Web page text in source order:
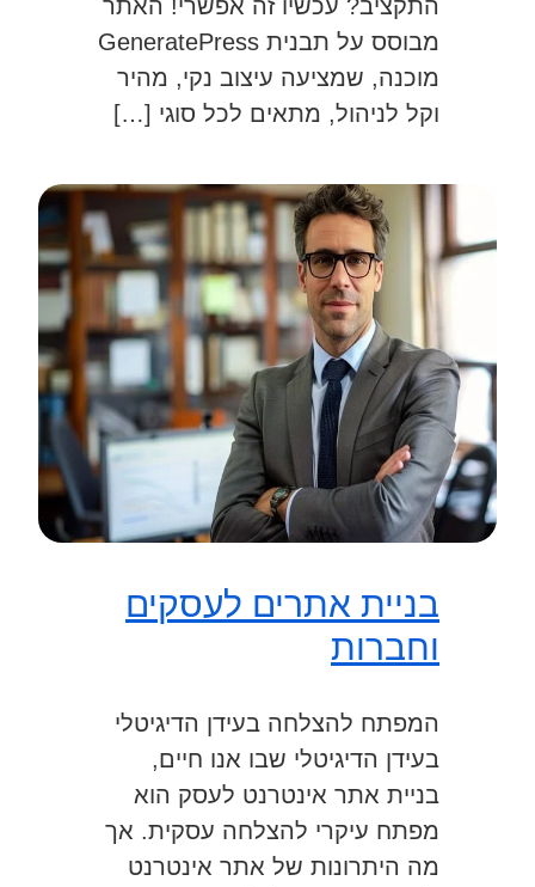
התקציב? עכשיו זה אפשרי! האתר
מבוסס על תבנית GeneratePress
מוכנה, שמציעה עיצוב נקי, מהיר
וקל לניהול, מתאים לכל סוגי […]
בניית אתרים לעסקים
וחברות
המפתח להצלחה בעידן הדיגיטלי
בעידן הדיגיטלי שבו אנו חיים,
בניית אתר אינטרנט לעסק הוא
מפתח עיקרי להצלחה עסקית. אך
מה היתרונות של אתר אינטרנט